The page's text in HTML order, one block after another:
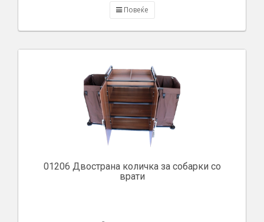
Повеќе
01206 Двострана количка за собарки со
врати